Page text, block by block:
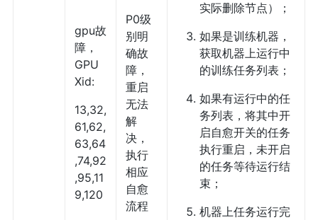
gpu故
障，
GPU
Xid:
13,32,
61,62,
63,64
,74,92
,95,11
9,120
P0级
别明
确故
障，
重启
无法
解
决，
执行
相应
自愈
流程
实际删除节点）；
如果是训练机器，
获取机器上运行中
的训练任务列表；
如果有运行中的任
务列表，将其中开
启自愈开关的任务
执行重启，未开启
的任务等待运行结
束；
机器上任务运行完